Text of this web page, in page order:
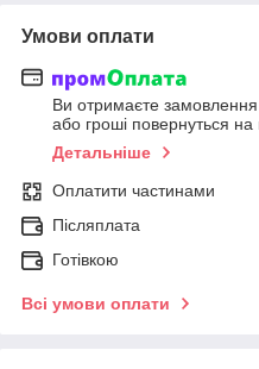
Умови оплати
Ви отримаєте замовлення
або гроші повернуться на
Детальніше
Оплатити частинами
Післяплата
Готівкою
Всі умови оплати